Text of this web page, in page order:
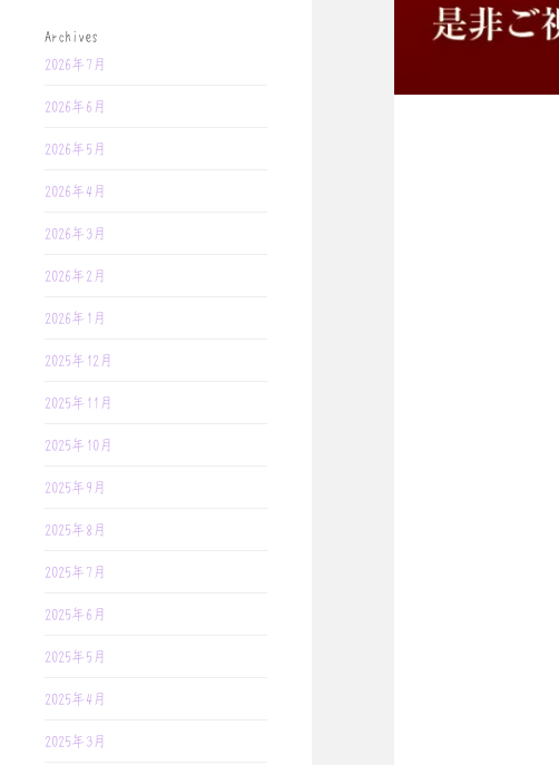
Archives
2026年7月
2026年6月
2026年5月
2026年4月
2026年3月
2026年2月
2026年1月
2025年12月
2025年11月
2025年10月
2025年9月
2025年8月
2025年7月
2025年6月
2025年5月
2025年4月
2025年3月